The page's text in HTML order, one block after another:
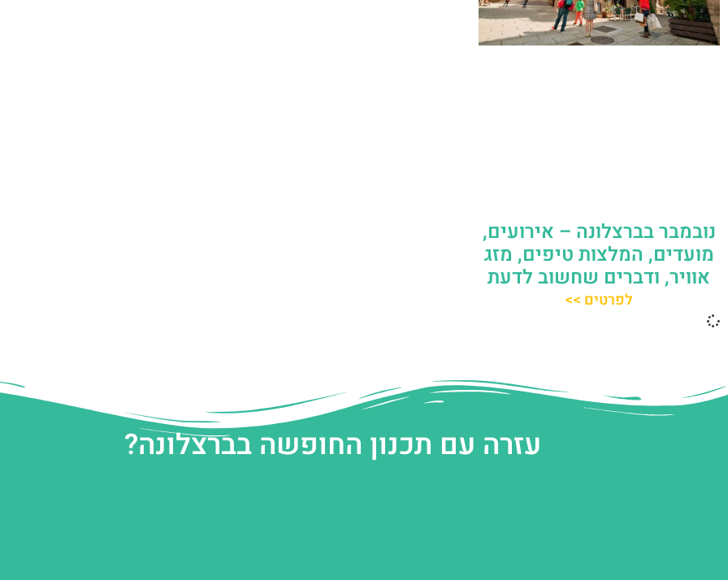
נובמבר בברצלונה – אירועים,
מועדים, המלצות טיפים, מזג
אוויר, ודברים שחשוב לדעת
לפרטים >>
עזרה עם תכנון החופשה בברצלונה?